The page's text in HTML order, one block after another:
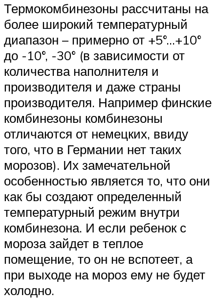
Термокомбинезоны рассчитаны на
более широкий температурный
диапазон – примерно от +5°…+10°
до -10°, -30° (в зависимости от
количества наполнителя и
производителя и даже страны
производителя. Например финские
комбинезоны комбинезоны
отличаются от немецких, ввиду
того, что в Германии нет таких
морозов). Их замечательной
особенностью является то, что они
как бы создают определенный
температурный режим внутри
комбинезона. И если ребенок с
мороза зайдет в теплое
помещение, то он не вспотеет, а
при выходе на мороз ему не будет
холодно.